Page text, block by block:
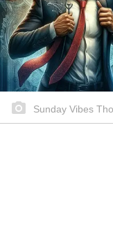
Sunday Vibes